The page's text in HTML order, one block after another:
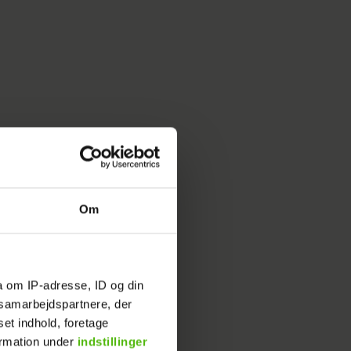
Om
om IP-adresse, ID og din
der
indhold, foretage
under indstillinger